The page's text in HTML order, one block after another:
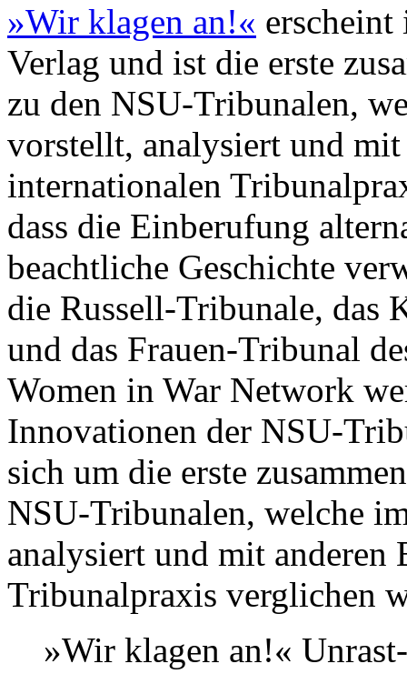
»Wir klagen an!« erscheint
Verlag und ist die erste
zu den NSU-Tribunalen,
vorstellt, analysiert und
internationalen
dass die Einberufung
beachtliche Geschichte
die Russell-Tribunale,
und das Frauen-Tribunal
Women in War Network
Innovationen der NSU-
sich um die erste
NSU-Tribunalen, welche
analysiert und mit anderen
Tribunalpraxis verglichen
»Wir klagen an!«